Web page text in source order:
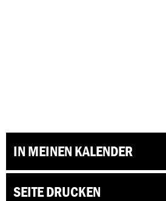
IN MEINEN KALENDER
SEITE DRUCKEN